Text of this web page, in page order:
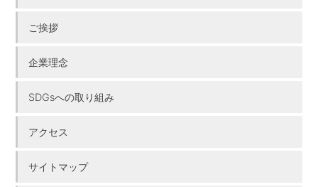
ご挨拶
企業理念
SDGsへの取り組み
アクセス
サイトマップ